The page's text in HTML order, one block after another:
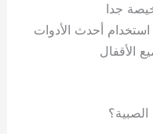
جدا
أحدث الأدوات
الأقفال